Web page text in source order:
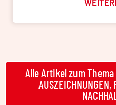
Alle Artikel zum Thema